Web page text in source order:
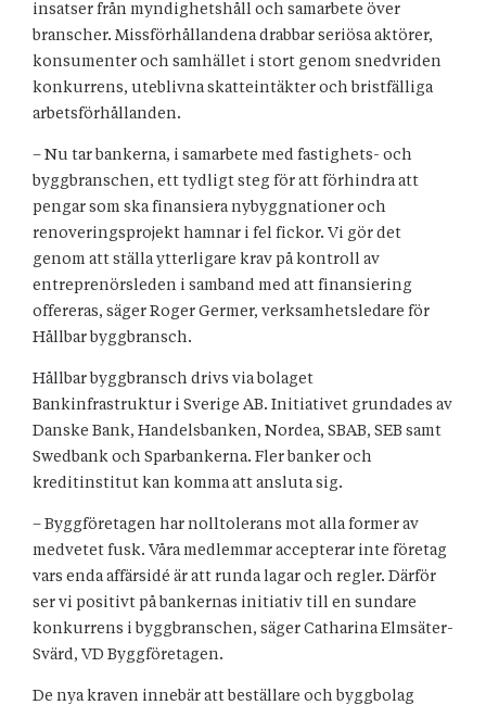
insatser från myndighetshåll och samarbete över
branscher. Missförhållandena drabbar seriösa aktörer,
konsumenter och samhället i stort genom snedvriden
konkurrens, uteblivna skatteintäkter och bristfälliga
arbetsförhållanden.
– Nu tar bankerna, i samarbete med fastighets- och
byggbranschen, ett tydligt steg för att förhindra att
pengar som ska finansiera nybyggnationer och
renoveringsprojekt hamnar i fel fickor. Vi gör det
genom att ställa ytterligare krav på kontroll av
entreprenörsleden i samband med att finansiering
offereras, säger Roger Germer, verksamhetsledare för
Hållbar byggbransch.
Hållbar byggbransch drivs via bolaget
Bankinfrastruktur i Sverige AB. Initiativet grundades av
Danske Bank, Handelsbanken, Nordea, SBAB, SEB samt
Swedbank och Sparbankerna. Fler banker och
kreditinstitut kan komma att ansluta sig.
– Byggföretagen har nolltolerans mot alla former av
medvetet fusk. Våra medlemmar accepterar inte företag
vars enda affärsidé är att runda lagar och regler. Därför
ser vi positivt på bankernas initiativ till en sundare
konkurrens i byggbranschen, säger Catharina Elmsäter-
Svärd, VD Byggföretagen.
De nya kraven innebär att beställare och byggbolag